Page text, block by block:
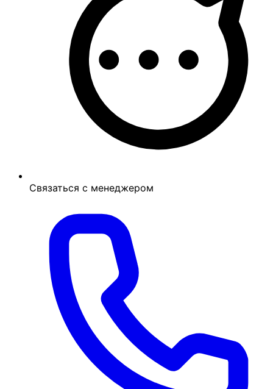
Связаться с менеджером